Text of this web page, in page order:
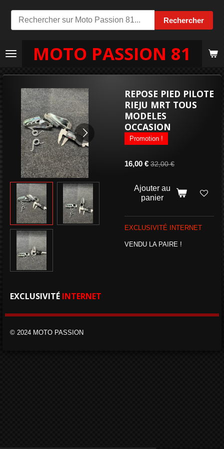
Rechercher
Passer
au
principal
MOTO PASSION 81
REPOSE PIED PILOTE
RIEJU MRT TOUS
MODELES
OCCASION
Promotion !
16,00 € 32,00 €
Ajouter au
panier
EXCLUSIVITÉ INTERNET
VENDU LA PAIRE !
EXCLUSIVITÉ INTERNET
© 2024 MOTO PASSION